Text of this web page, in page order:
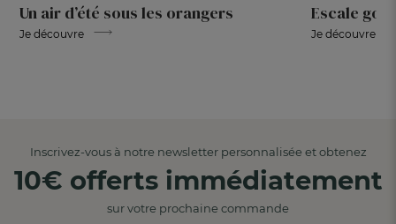
Un air d’été sous les orangers
Je découvre
Escale
Je découvre
Inscrivez-vous à notre newsletter personnalisée et obtenez
10€ offerts immédiatement
sur votre prochaine commande